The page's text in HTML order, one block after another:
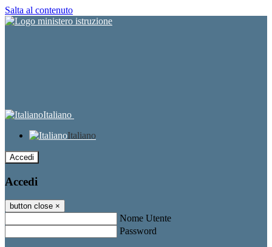
Salta al contenuto
Italiano
Italiano
Accedi
Accedi
button close ×
Nome Utente
Password